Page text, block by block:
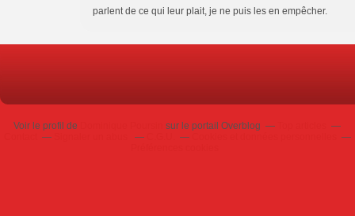
parlent de ce qui leur plait, je ne puis les en empêcher.
Voir le profil de sur le portail Overblog